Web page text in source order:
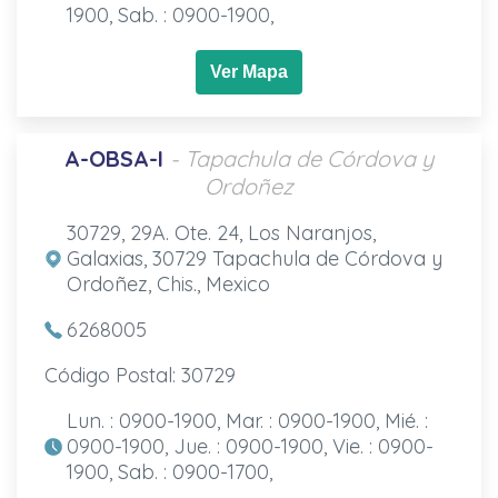
1900, Sab. : 0900-1900,
Ver Mapa
A-OBSA-I - Tapachula de Córdova y
Ordoñez
30729, 29A. Ote. 24, Los Naranjos,
Galaxias, 30729 Tapachula de Córdova y
Ordoñez, Chis., Mexico
6268005
Código Postal: 30729
Lun. : 0900-1900, Mar. : 0900-1900, Mié. :
0900-1900, Jue. : 0900-1900, Vie. : 0900-
1900, Sab. : 0900-1700,